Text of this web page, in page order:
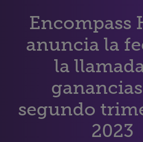
Por qué debe elegirnos
Servicios de rehabilitación
Pacientes y cuidadores
Recursos de salud
Encompass
anuncia la
la
segundo
2023